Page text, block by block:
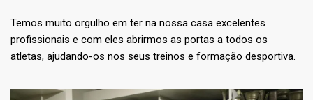
Temos muito orgulho em ter na nossa casa excelentes
profissionais e com eles abrirmos as portas a todos os
atletas, ajudando-os nos seus treinos e formação desportiva.